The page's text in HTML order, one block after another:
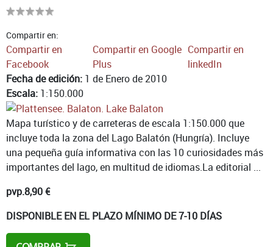
Compartir en:
Compartir en
Facebook
Compartir en Google
Plus
Compartir en
linkedIn
Fecha de edición: 1 de Enero de 2010
Escala: 1:150.000
Mapa turístico y de carreteras de escala 1:150.000 que
incluye toda la zona del Lago Balatón (Hungría). Incluye
una pequeña guía informativa con las 10 curiosidades más
importantes del lago, en multitud de idiomas.La editorial ...
pvp.8,90 €
DISPONIBLE EN EL PLAZO MÍNIMO DE 7-10 DÍAS